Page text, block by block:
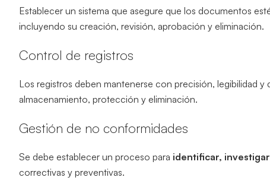
Establecer un sistema que asegure que los documentos
incluyendo su creación, revisión, aprobación y eliminación.
Control de registros
Los registros deben mantenerse con precisión, legibilidad
almacenamiento, protección y eliminación.
Gestión de no conformidades
Se debe establecer un proceso para identificar,
correctivas y preventivas.